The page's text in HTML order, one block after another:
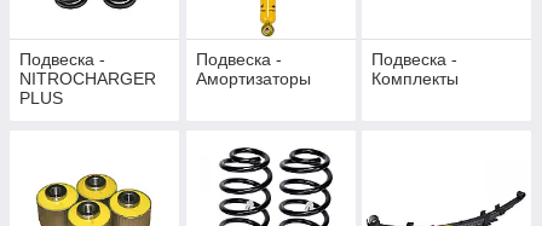
Подвеска -
NITROCHARGER
PLUS
Подвеска -
Амортизаторы
Подвеска -
Комплекты